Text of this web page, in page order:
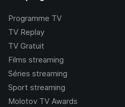
Programme TV
TV Replay
TV Gratuit
Films streaming
Séries streaming
Sport streaming
Molotov TV Awards